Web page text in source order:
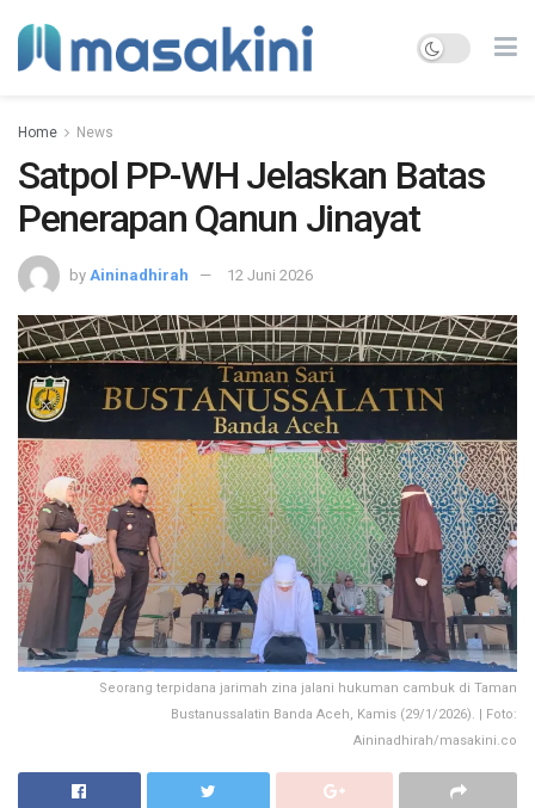
Home News
Satpol PP-WH Jelaskan Batas
Penerapan Qanun Jinayat
by Aininadhirah 12 Juni 2026
Seorang terpidana jarimah zina jalani hukuman cambuk di Taman
Bustanussalatin Banda Aceh, Kamis (29/1/2026). | Foto:
Aininadhirah/masakini.co